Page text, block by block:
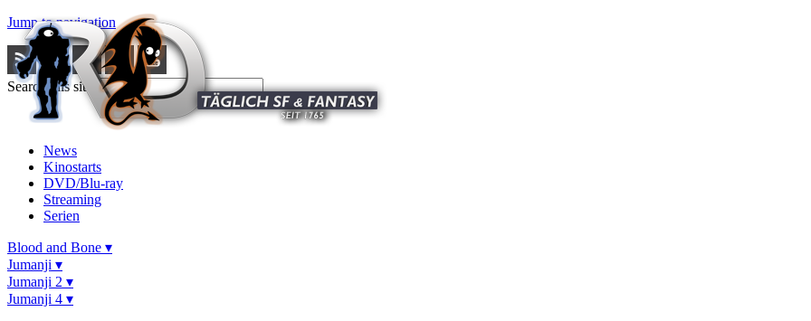
Jump to navigation
Search this site
News
Kinostarts
DVD/Blu-ray
Streaming
Serien
Blood and Bone ▾
Jumanji ▾
Jumanji 2 ▾
Jumanji 4 ▾